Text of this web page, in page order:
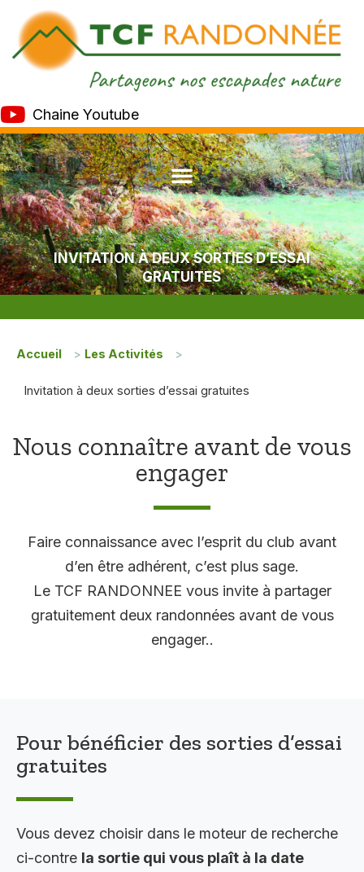
Chaine Youtube
INVITATION À DEUX SORTIES D’ESSAI
GRATUITES
Accueil > Les Activités >
Invitation à deux sorties d’essai gratuites
Nous connaître avant de vous
engager
Faire connaissance avec l’esprit du club avant
d’en être adhérent, c’est plus sage.
Le TCF RANDONNEE vous invite à partager
gratuitement deux randonnées avant de vous
engager..
Pour bénéficier des sorties d’essai
gratuites
Vous devez choisir dans le moteur de recherche
ci-contre la sortie qui vous plaît à la date